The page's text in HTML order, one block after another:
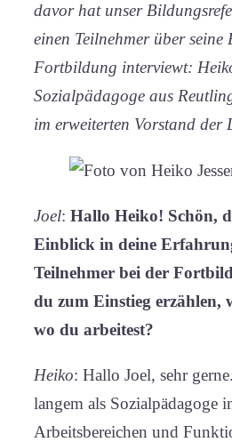
davor hat unser
einen Teilnehmer über
Fortbildung interviewt:
Sozialpädagoge aus
im erweiterten Vorstand der
Joel: Hallo Heiko! Schön,
Einblick in deine
Teilnehmer bei der
du zum Einstieg erzählen,
wo du arbeitest?
Heiko: Hallo Joel, sehr
langem als Sozialpädagoge
Arbeitsbereichen und